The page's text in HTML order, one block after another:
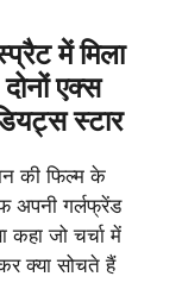
में मिला
एक्स
स्टार
की फिल्म के
अपनी गर्लफ्रेंड
कहा जो चर्चा में
क्या सोचते हैं